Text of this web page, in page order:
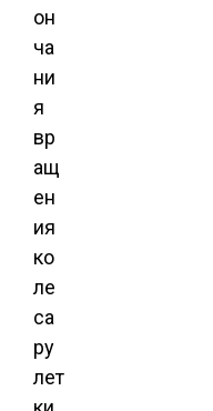
он
ча
ни
я
вр
ащ
ен
ия
ко
ле
са
ру
лет